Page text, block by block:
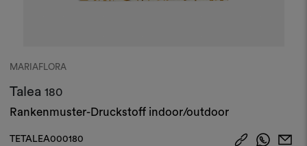
MARIAFLORA
Talea180
Rankenmuster-Druckstoff indoor/outdoor
TETALEA000180